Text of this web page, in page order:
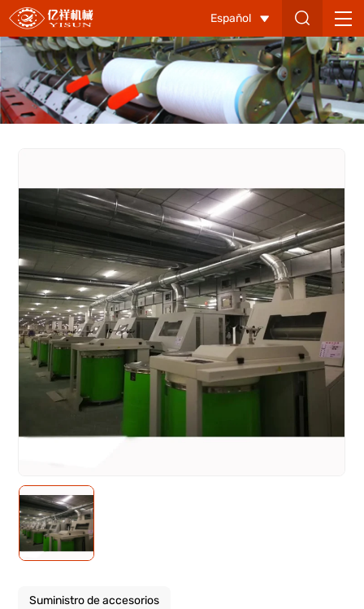
Máquina
de
cardado-
5
Español
Suministro de accesorios